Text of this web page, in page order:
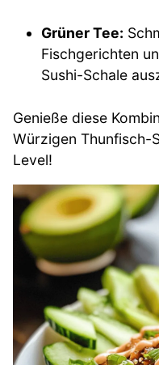
Grüner Tee:
Fischgerichten
Sushi-Schale
Genieße diese
Würzigen Thunfisch-
Level!